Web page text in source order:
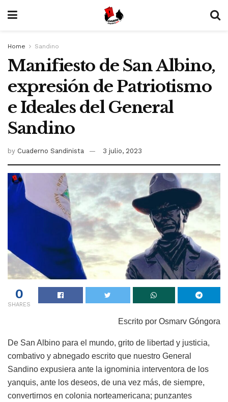
Home Sandino
Manifiesto de San Albino,
expresión de Patriotismo
e Ideales del General
Sandino
by Cuaderno Sandinista 3 julio, 2023
0
SHARES
Escrito por Osmarv Góngora
De San Albino para el mundo, grito de libertad y justicia,
combativo y abnegado escrito que nuestro General
Sandino expusiera ante la ignominia interventora de los
yanquis, ante los deseos, de una vez más, de siempre,
convertirnos en colonia norteamericana; punzantes